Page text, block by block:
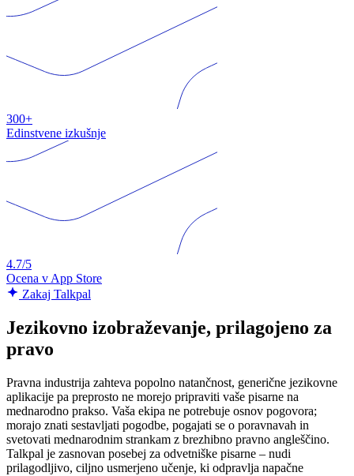
300+
Edinstvene izkušnje
4.7/5
Ocena v App Store
Zakaj Talkpal
Jezikovno izobraževanje, prilagojeno za
pravo
Pravna industrija zahteva popolno natančnost, generične jezikovne
aplikacije pa preprosto ne morejo pripraviti vaše pisarne na
mednarodno prakso. Vaša ekipa ne potrebuje osnov pogovora;
morajo znati sestavljati pogodbe, pogajati se o poravnavah in
svetovati mednarodnim strankam z brezhibno pravno angleščino.
Talkpal je zasnovan posebej za odvetniške pisarne – nudi
prilagodljivo, ciljno usmerjeno učenje, ki odpravlja napačne